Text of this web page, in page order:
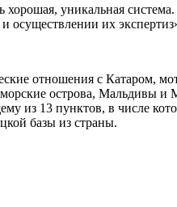
уникальная
их
отношения с Катаром,
острова, Мальдивы
из 13 пунктов, в числе
базы из страны.